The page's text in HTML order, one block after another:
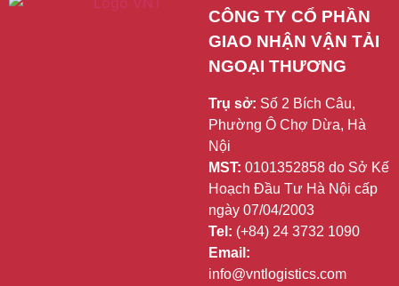
CÔNG TY CỔ PHẦN
GIAO NHẬN VẬN TẢI
NGOẠI THƯƠNG
Trụ sở: Số 2 Bích Câu,
Phường Ô Chợ Dừa, Hà
Nội
MST: 0101352858 do Sở Kế
Hoạch Đầu Tư Hà Nội cấp
ngày 07/04/2003
Tel: (+84) 24 3732 1090
Email:
info@vntlogistics.com